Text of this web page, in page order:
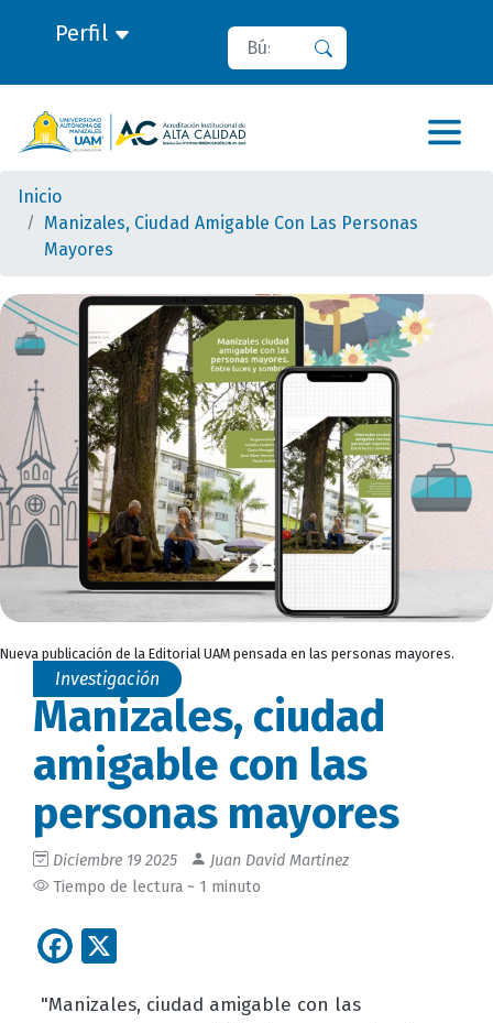
Perfil Buscar
Inicio
Manizales, Ciudad Amigable Con Las Personas
Mayores
Nueva publicación de la Editorial UAM pensada en las personas mayores.
Investigación
Manizales, ciudad
amigable con las
personas mayores
Diciembre 19 2025
Juan David Martinez
Tiempo de lectura ~ 1 minuto
Facebook
"Manizales, ciudad amigable con las